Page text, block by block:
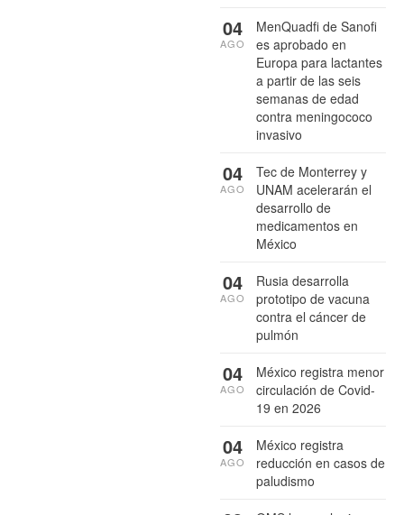
MenQuadfi de Sanofi
es aprobado en
Europa para lactantes
a partir de las seis
semanas de edad
contra meningococo
invasivo
04
AGO
Tec de Monterrey y
UNAM acelerarán el
desarrollo de
medicamentos en
México
04
AGO
Rusia desarrolla
prototipo de vacuna
contra el cáncer de
pulmón
04
AGO
México registra menor
circulación de Covid-
19 en 2026
04
AGO
México registra
reducción en casos de
paludismo
04
AGO